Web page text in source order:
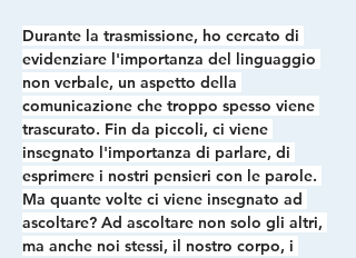
Durante la trasmissione, ho cercato di
evidenziare l'importanza del linguaggio
non verbale, un aspetto della
comunicazione che troppo spesso viene
trascurato. Fin da piccoli, ci viene
insegnato l'importanza di parlare, di
esprimere i nostri pensieri con le parole.
Ma quante volte ci viene insegnato ad
ascoltare? Ad ascoltare non solo gli altri,
ma anche noi stessi, il nostro corpo, i